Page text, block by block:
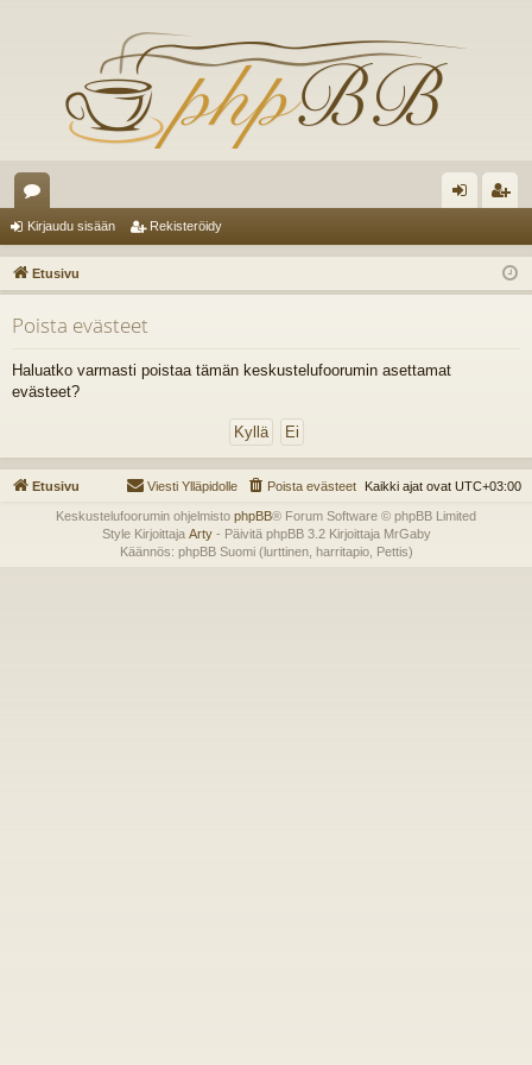
es
ku
st
el
ua
t
au
du
ist
er
Kirjaudu sisään Rekisteröidy
Etusivu
Poista evästeet
Haluatko varmasti poistaa tämän keskustelufoorumin asettamat
evästeet?
Etusivu Kaikki ajat ovat UTC+03:00
Poista evästeet
Viesti Ylläpidolle
Keskustelufoorumin ohjelmisto phpBB® Forum Software © phpBB Limited
Style Kirjoittaja Arty- Päivitä phpBB 3.2 Kirjoittaja MrGaby
Käännös: phpBB Suomi (lurttinen, harritapio, Pettis)